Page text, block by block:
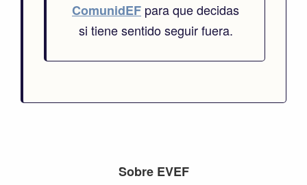
ComunidEF para que decidas
si tiene sentido seguir fuera.
Sobre EVEF